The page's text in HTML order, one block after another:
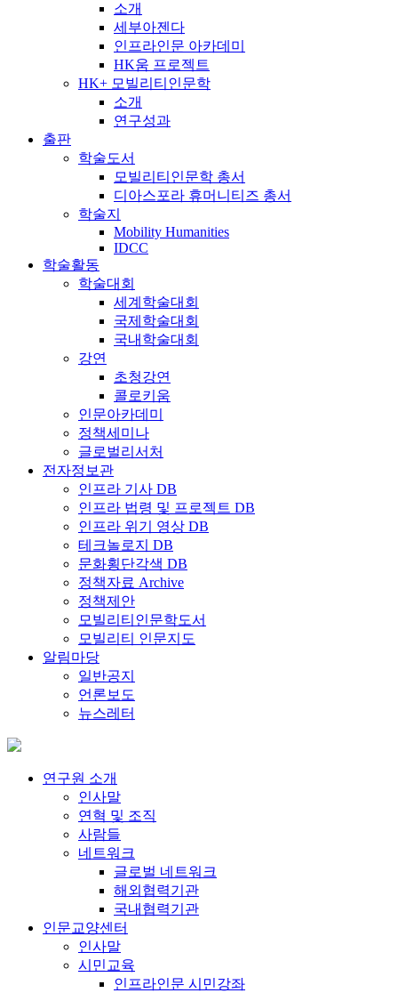
소개
세부아젠다
인프라인문 아카데미
HK움 프로젝트
HK+ 모빌리티인문학
소개
연구성과
출판
학술도서
모빌리티인문학 총서
디아스포라 휴머니티즈 총서
학술지
Mobility Humanities
IDCC
학술활동
학술대회
세계학술대회
국제학술대회
국내학술대회
강연
초청강연
콜로키움
인문아카데미
정책세미나
글로벌리서처
전자정보관
인프라 기사 DB
인프라 법령 및 프로젝트 DB
인프라 위기 영상 DB
테크놀로지 DB
문화횡단각색 DB
정책자료 Archive
정책제안
모빌리티인문학도서
모빌리티 인문지도
알림마당
일반공지
언론보도
뉴스레터
연구원 소개
인사말
연혁 및 조직
사람들
네트워크
글로벌 네트워크
해외협력기관
국내협력기관
인문교양센터
인사말
시민교육
인프라인문 시민강좌